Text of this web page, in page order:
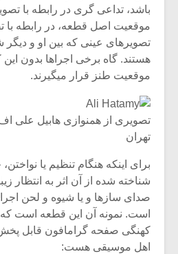
باشد، تداعی گری در رابطه با
موقعیت اصل قطعه، در رابطه با
تصویرهای عینی که بین او و
هستند. گاه برخی اجراها بدون
موقعیت طنز قرار میگیرند.
تصویری از همنوازی هابیل علی
تهران
برای اینکه هنگام تنظیم یا
شناخته شده از آن اثر به انتظار
صدای سازها و یا شیوه و لحن
است. نمونه آن این قطعه است که
کهنگی صفحه گرامافون قابل پخش
اهل موسیقی هست: